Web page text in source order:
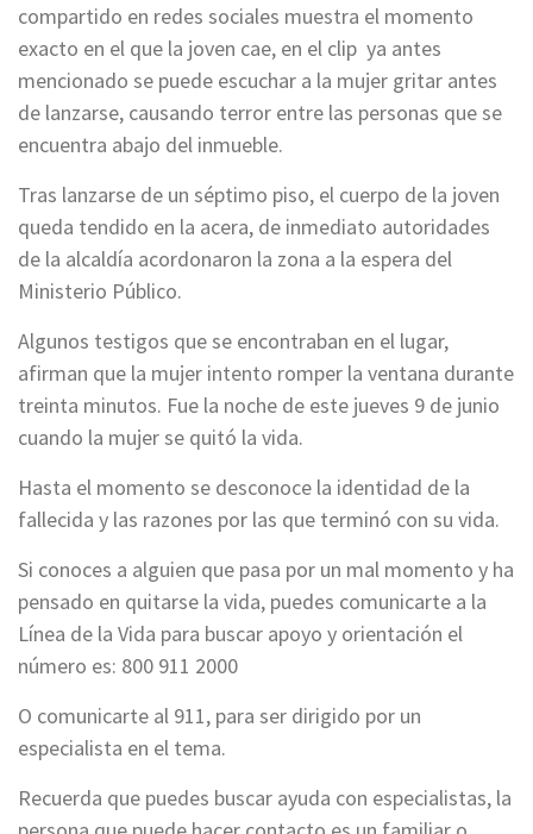
compartido en redes sociales muestra el momento
exacto en el que la joven cae, en el clip ya antes
mencionado se puede escuchar a la mujer gritar antes
de lanzarse, causando terror entre las personas que se
encuentra abajo del inmueble.
Tras lanzarse de un séptimo piso, el cuerpo de la joven
queda tendido en la acera, de inmediato autoridades
de la alcaldía acordonaron la zona a la espera del
Ministerio Público.
Algunos testigos que se encontraban en el lugar,
afirman que la mujer intento romper la ventana durante
treinta minutos. Fue la noche de este jueves 9 de junio
cuando la mujer se quitó la vida.
Hasta el momento se desconoce la identidad de la
fallecida y las razones por las que terminó con su vida.
Si conoces a alguien que pasa por un mal momento y ha
pensado en quitarse la vida, puedes comunicarte a la
Línea de la Vida para buscar apoyo y orientación el
número es: 800 911 2000
O comunicarte al 911, para ser dirigido por un
especialista en el tema.
Recuerda que puedes buscar ayuda con especialistas, la